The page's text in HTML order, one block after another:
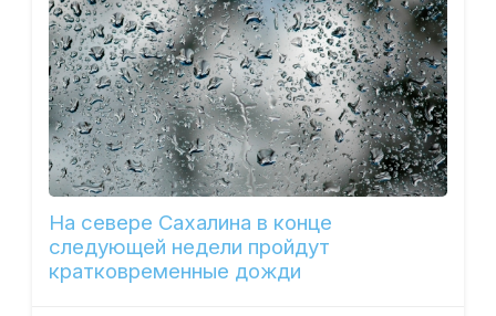
На севере Сахалина в конце
следующей недели пройдут
кратковременные дожди